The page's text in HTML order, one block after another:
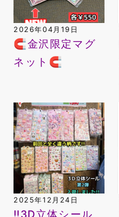
2026年04月19日
🧲金沢限定マグ
ネット🧲
2025年12月24日
‼️3D立体シール